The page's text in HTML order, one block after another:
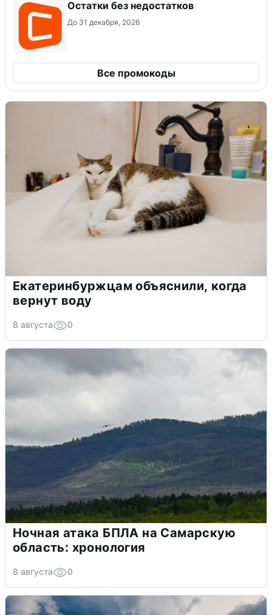
Остатки без недостатков
До 31 декабря, 2026
Все промокоды
Екатеринбуржцам объяснили, когда
вернут воду
8 августа 0
Ночная атака БПЛА на Самарскую
область: хронология
8 августа 0